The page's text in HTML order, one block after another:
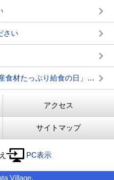
さい
第２回 伊藤シェフ監修の「村産食材たっぷり給食の日」を開催しました。
アクセス
サイトマップ
PC表示
Village.